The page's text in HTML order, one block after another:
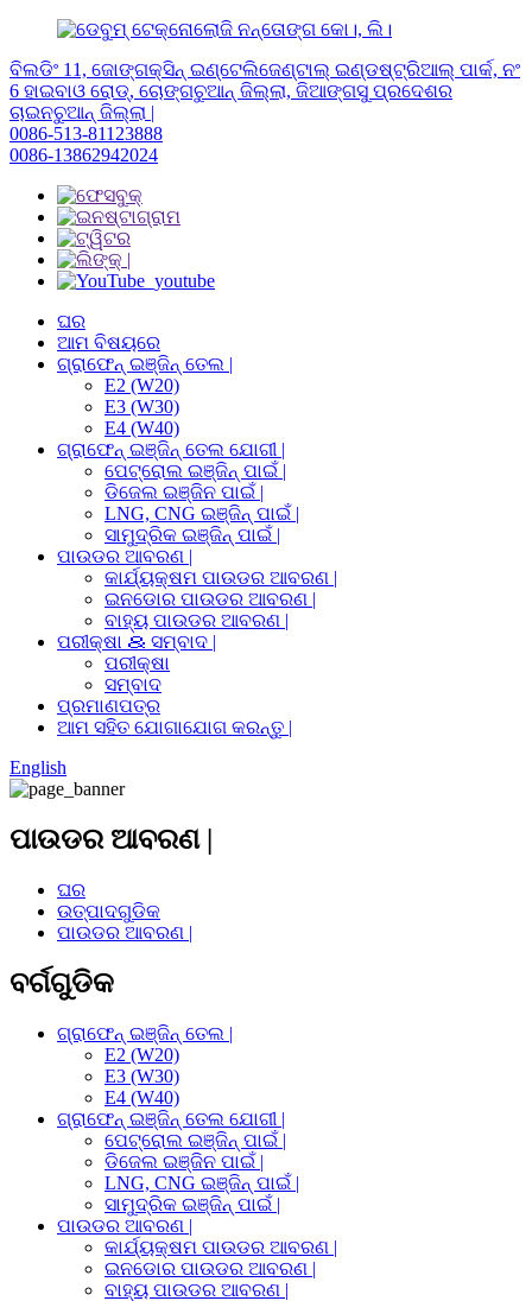
ବିଲଡିଂ 11, ଜୋଙ୍ଗକ୍ସିନ୍ ଇଣ୍ଟେଲିଜେଣ୍ଟାଲ୍ ଇଣ୍ଡଷ୍ଟ୍ରିଆଲ୍ ପାର୍କ, ନଂ
6 ହାଇବାଓ ରୋଡ୍, ଚୋଙ୍ଗଚୁଆନ୍ ଜିଲ୍ଲା, ଜିଆଙ୍ଗସୁ ପ୍ରଦେଶର
ଚାଇନଚୁଆନ୍ ଜିଲ୍ଲା |
0086-513-81123888
0086-13862942024
ଘର
ଆମ ବିଷୟରେ
ଗ୍ରାଫେନ୍ ଇଞ୍ଜିନ୍ ତେଲ |
E2 (W20)
E3 (W30)
E4 (W40)
ଗ୍ରାଫେନ୍ ଇଞ୍ଜିନ୍ ତେଲ ଯୋଗୀ |
ପେଟ୍ରୋଲ ଇଞ୍ଜିନ୍ ପାଇଁ |
ଡିଜେଲ ଇଞ୍ଜିନ ପାଇଁ |
LNG, CNG ଇଞ୍ଜିନ୍ ପାଇଁ |
ସାମୁଦ୍ରିକ ଇଞ୍ଜିନ୍ ପାଇଁ |
ପାଉଡର ଆବରଣ |
କାର୍ଯ୍ୟକ୍ଷମ ପାଉଡର ଆବରଣ |
ଇନଡୋର ପାଉଡର ଆବରଣ |
ବାହ୍ୟ ପାଉଡର ଆବରଣ |
ପରୀକ୍ଷା ＆ ସମ୍ବାଦ |
ପରୀକ୍ଷା
ସମ୍ବାଦ
ପ୍ରମାଣପତ୍ର
ଆମ ସହିତ ଯୋଗାଯୋଗ କରନ୍ତୁ |
English
ପାଉଡର ଆବରଣ |
ଘର
ଉତ୍ପାଦଗୁଡିକ
ପାଉଡର ଆବରଣ |
ବର୍ଗଗୁଡିକ
ଗ୍ରାଫେନ୍ ଇଞ୍ଜିନ୍ ତେଲ |
E2 (W20)
E3 (W30)
E4 (W40)
ଗ୍ରାଫେନ୍ ଇଞ୍ଜିନ୍ ତେଲ ଯୋଗୀ |
ପେଟ୍ରୋଲ ଇଞ୍ଜିନ୍ ପାଇଁ |
ଡିଜେଲ ଇଞ୍ଜିନ ପାଇଁ |
LNG, CNG ଇଞ୍ଜିନ୍ ପାଇଁ |
ସାମୁଦ୍ରିକ ଇଞ୍ଜିନ୍ ପାଇଁ |
ପାଉଡର ଆବରଣ |
କାର୍ଯ୍ୟକ୍ଷମ ପାଉଡର ଆବରଣ |
ଇନଡୋର ପାଉଡର ଆବରଣ |
ବାହ୍ୟ ପାଉଡର ଆବରଣ |